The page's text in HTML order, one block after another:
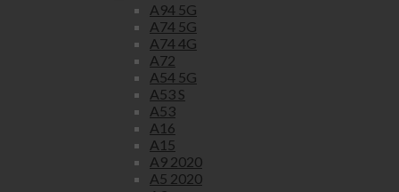
A94 5G
A74 5G
A74 4G
A72
A54 5G
A53 S
A53
A16
A15
A9 2020
A5 2020